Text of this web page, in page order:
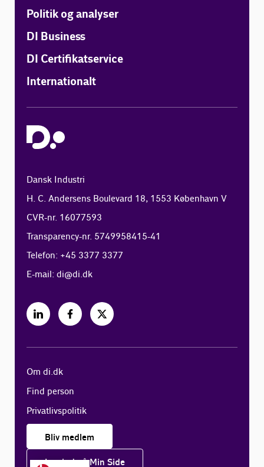
Politik og analyser
DI Business
DI Certifikatservice
Internationalt
Dansk Industri
H. C. Andersens Boulevard 18, 1553 København V
CVR-nr. 16077593
Transparency-nr. 5749958415-41
Telefon: +45 3377 3377
E-mail:di@di.dk
Om di.dk
Find person
Privatlivspolitik
Bliv medlem
Log ind på Min Side